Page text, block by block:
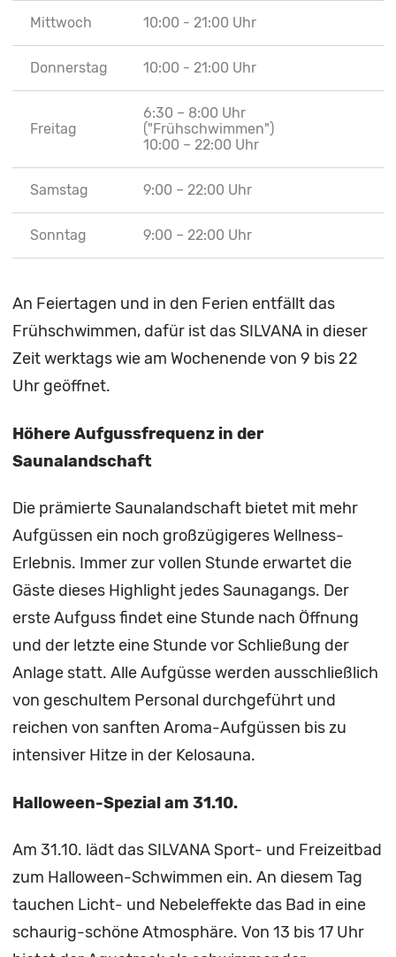
Mittwoch 10:00 - 21:00 Uhr
Donnerstag 10:00 - 21:00 Uhr
Freitag
6:30 – 8:00 Uhr
("Frühschwimmen")
10:00 – 22:00 Uhr
Samstag 9:00 – 22:00 Uhr
Sonntag 9:00 – 22:00 Uhr
An Feiertagen und in den Ferien entfällt das
Frühschwimmen, dafür ist das SILVANA in dieser
Zeit werktags wie am Wochenende von 9 bis 22
Uhr geöffnet.
Höhere Aufgussfrequenz in der
Saunalandschaft
Die prämierte Saunalandschaft bietet mit mehr
Aufgüssen ein noch großzügigeres Wellness-
Erlebnis. Immer zur vollen Stunde erwartet die
Gäste dieses Highlight jedes Saunagangs. Der
erste Aufguss findet eine Stunde nach Öffnung
und der letzte eine Stunde vor Schließung der
Anlage statt. Alle Aufgüsse werden ausschließlich
von geschultem Personal durchgeführt und
reichen von sanften Aroma-Aufgüssen bis zu
intensiver Hitze in der Kelosauna.
Halloween-Spezial am 31.10.
Am 31.10. lädt das SILVANA Sport- und Freizeitbad
zum Halloween-Schwimmen ein. An diesem Tag
tauchen Licht- und Nebeleffekte das Bad in eine
schaurig-schöne Atmosphäre. Von 13 bis 17 Uhr